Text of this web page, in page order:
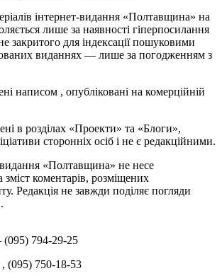
інтернет-видання «Полтавщина» на
лише за наявності гіперпосилання
закритого для індексації пошуковими
виданнях — лише за погодженням з
написом , опубліковані на комерційній
в розділах «Проекти» та «Блоги»,
сторонніх осіб і не є редакційними.
видання «Полтавщина» не несе
зміст коментарів, розміщених
Редакція не завжди поділяє погляди
(095) 794-29-25
, (095) 750-18-53